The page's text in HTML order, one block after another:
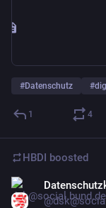
#Datenschutz #
1 4
HBDI boosted
@